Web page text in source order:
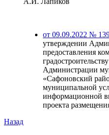
от 09.09.2022 №
утверждении
предоставления
Администрации
«Сафоновский
муниципальной
информационной
проекта
Назад